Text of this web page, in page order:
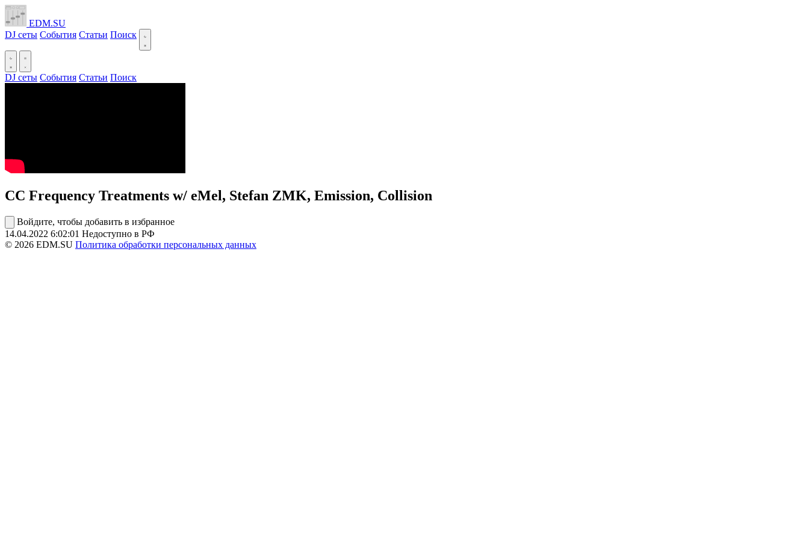
EDM.SU
DJ сеты События Статьи Поиск
DJ сеты События Статьи Поиск
CC Frequency Treatments w/ eMel, Stefan ZMK, Emission, Collision
Войдите, чтобы добавить в избранное
14.04.2022 6:02:01 Недоступно в РФ
© 2026 EDM.SU Политика обработки персональных данных